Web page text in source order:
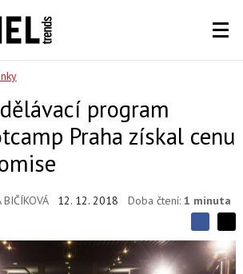
program
Praha získal cenu
BIČÍKOVÁ 12. 12. 2018 Doba čtení: 1 minuta
SS
d
í